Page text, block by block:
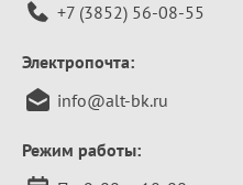
+7 (3852) 56-08-55
Электропочта:
info@alt-bk.ru
Режим работы: